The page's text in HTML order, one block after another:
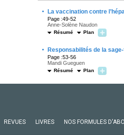
· La vaccination contre
Page :49-52
Anne-Solène Naudon
Résumé Plan
· Responsabilités de la
Page :53-56
Mandi Gueguen
Résumé Plan
REVUES LIVRES NOS FORMULES